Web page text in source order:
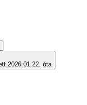
2026.01.22. óta